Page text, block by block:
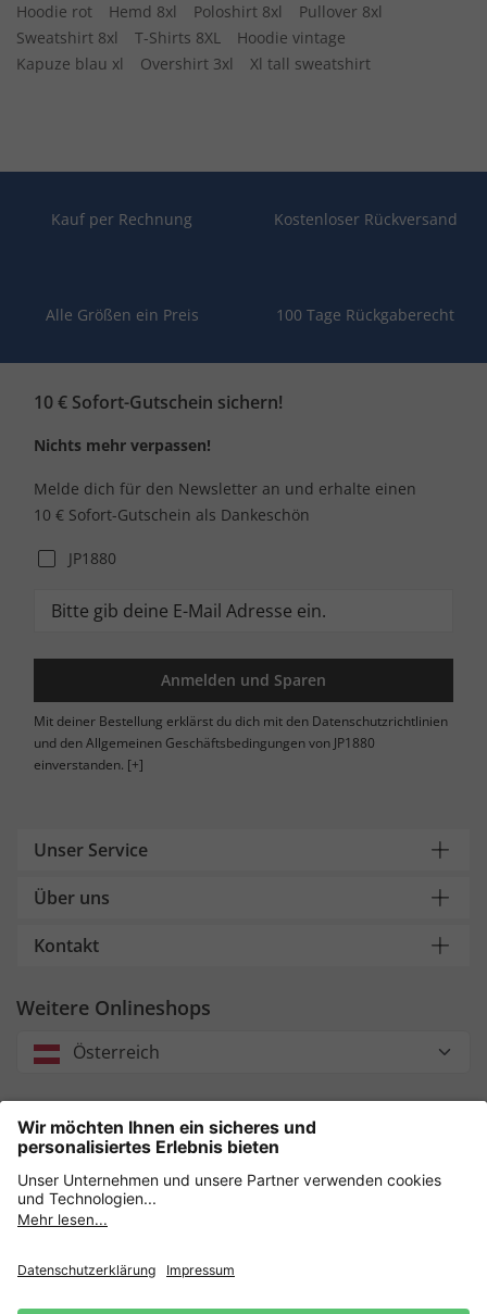
Hoodie rot Hemd 8xl Poloshirt 8xl
Pullover 8xl
Sweatshirt 8xl
T-Shirts 8XL
Hoodie vintage
Kapuze blau xl
Overshirt 3xl Xl tall sweatshirt
Kauf per Rechnung Kostenloser Rückversand
Alle Größen ein Preis 100 Tage Rückgaberecht
10 € Sofort-Gutschein sichern!
Nichts mehr verpassen!
Melde dich für den Newsletter an und erhalte einen
10 € Sofort-Gutschein als Dankeschön
JP1880
Anmelden und Sparen
Mit deiner Bestellung erklärst du dich mit den Datenschutzrichtlinien
und den Allgemeinen Geschäftsbedingungen von JP1880
einverstanden. [+]
Unser Service
Über uns
Kontakt
Weitere Onlineshops
Österreich
Unsere Zahlungsarten
Sicher einkaufen mit